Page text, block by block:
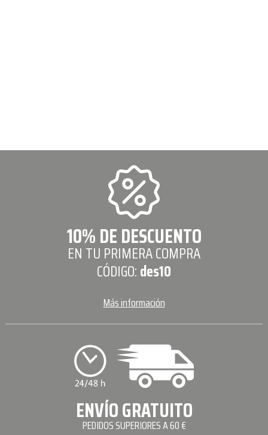
10% DE DESCUENTO
EN TU PRIMERA COMPRA
CÓDIGO:des10
Más información
ENVÍO GRATUITO
PEDIDOS SUPERIORES A 60 €